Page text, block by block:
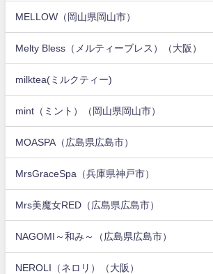
MELLOW（岡山県岡山市）
Melty Bless（メルティーブレス）（大阪）
milktea(ミルクティー)
mint（ミント）（岡山県岡山市）
MOASPA（広島県広島市）
MrsGraceSpa（兵庫県神戸市）
Mrs美魔女RED（広島県広島市）
NAGOMI～和み～（広島県広島市）
NEROLI（ネロリ）（大阪）